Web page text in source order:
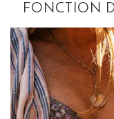
FONCTION